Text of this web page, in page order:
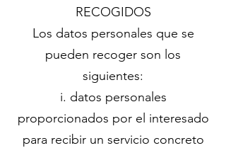
RECOGIDOS
Los datos personales que se
pueden recoger son los
siguientes:
i. datos personales
proporcionados por el interesado
para recibir un servicio concreto